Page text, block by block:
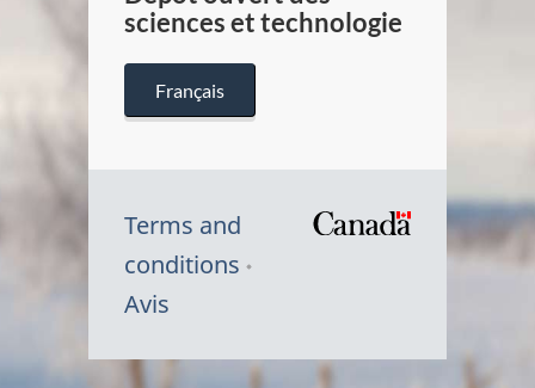
sciences et technologie
Français
Terms and
conditions
Avis
Symbole